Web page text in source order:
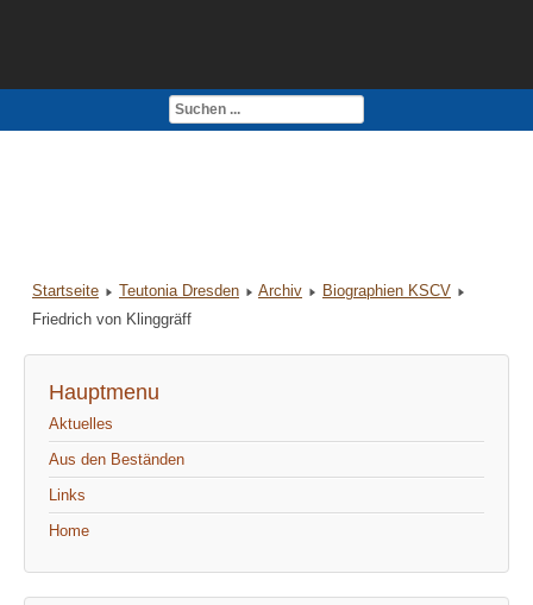
Impressum
Startseite Teutonia Dresden Archiv
Biographien KSCV
Friedrich von Klinggräff
Hauptmenu
Aktuelles
Aus den Beständen
Links
Home